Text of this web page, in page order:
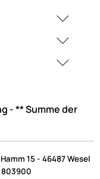
- ** Summe der
15 - 46487 Wesel